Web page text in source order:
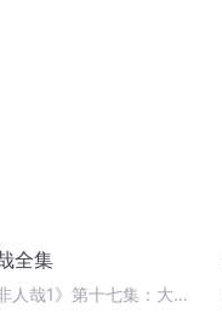
全集
非人哉1》第十七集：大士